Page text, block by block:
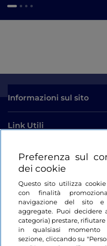
Informazioni sul sito
Link Utili
Login
Restiamo in contatto
Preferenza sul
dei cookie
Questo sito utilizza
con finalità
navigazione del sito
aggregate. Puoi
categoria) prestare,
in qualsiasi momento
sezione, cliccando su